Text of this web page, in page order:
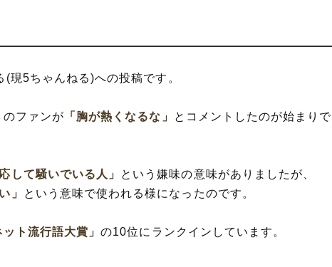
現5ちゃんねる)への投稿です。
のファンが 「胸が熱くなるな」
とコメントしたのが始まりで
して騒いでいる人」
という嫌味の意味がありましたが、
」 という意味で使われる様になったのです。
ット流行語大賞」の10位にランクインしています。